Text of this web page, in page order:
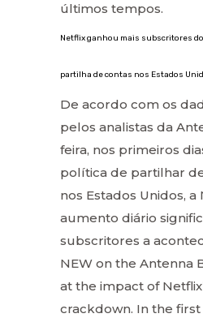
últimos tempos.
Netflix ganhou mais subscritores
partilha de contas nos Estados
De acordo com os
pelos analistas da
feira, nos primeiros
política de partilhar
nos Estados Unidos,
aumento diário
subscritores a
NEW on the Antenna
at the impact of
crackdown. In the first